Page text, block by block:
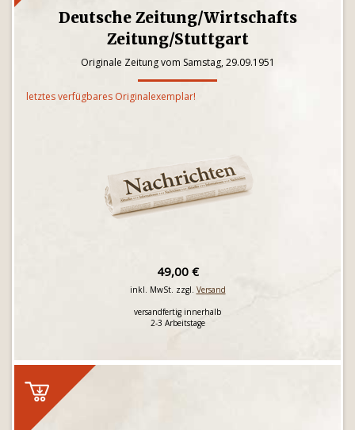
Deutsche Zeitung/Wirtschafts
Zeitung/Stuttgart
Originale Zeitung vom Samstag, 29.09.1951
letztes verfügbares Originalexemplar!
49,00 €
inkl. MwSt. zzgl. Versand
versandfertig innerhalb
2-3 Arbeitstage